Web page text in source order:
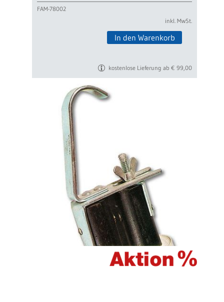
FAM-78002
inkl. MwSt.
In den Warenkorb
kostenlose Lieferung ab € 99,00